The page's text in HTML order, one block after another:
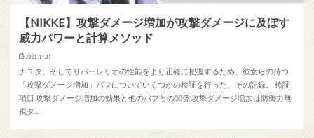
【NIKKE】攻撃ダメージ増加が攻撃ダメージに及ぼす
威力パワーと計算メソッド
2025.11.05
ナユタ、そしてリバーレリオの性能をより正確に把握するため、彼女らの持つ
「攻撃ダメージ増加」バフについていくつかの検証を行った、その記録。 検証
項目 攻撃ダメージ増加の効果と他のバフとの関係 攻撃ダメージ増加は防御力無
視ダ…